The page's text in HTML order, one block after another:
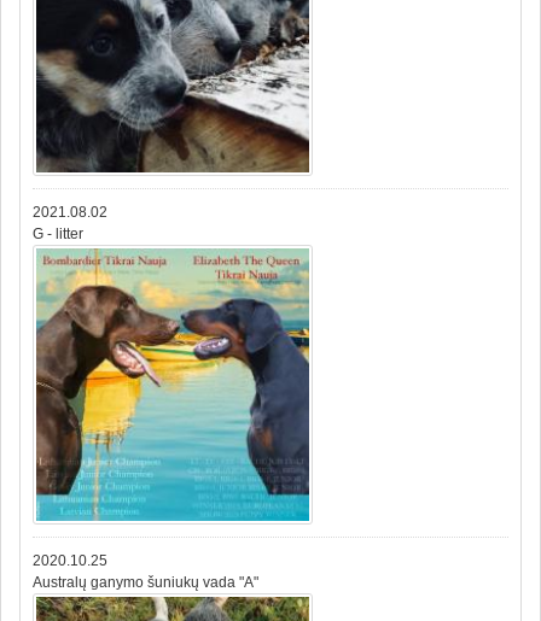
2021.08.02
G - litter
2020.10.25
Australų ganymo šuniukų vada "A"